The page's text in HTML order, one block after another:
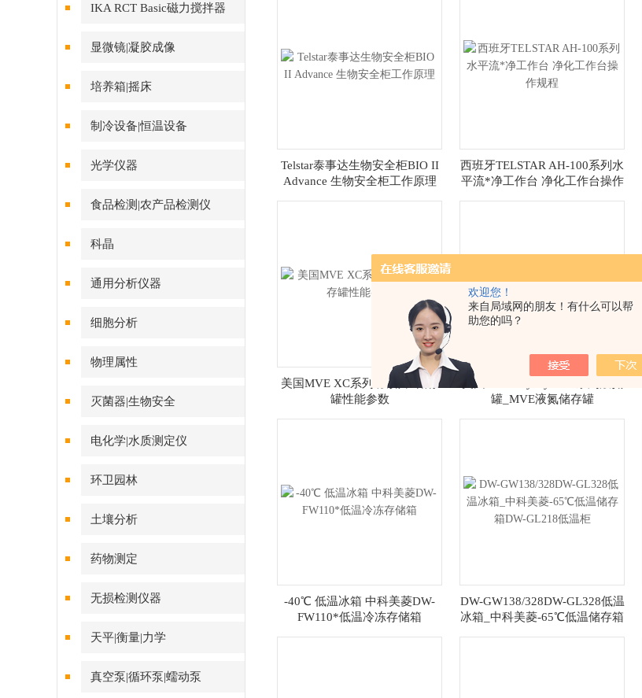
欢迎您！
来自局域网的朋友！有什么可以帮
助您的吗？
IKA RCT Basic磁力搅拌器
显微镜|凝胶成像
培养箱|摇床
制冷设备|恒温设备
光学仪器
食品检测|农产品检测仪
科晶
通用分析仪器
细胞分析
物理属性
灭菌器|生物安全
电化学|水质测定仪
环卫园林
土壤分析
药物测定
无损检测仪器
天平|衡量|力学
真空泵|循环泵|蠕动泵
Telstar泰事达生物安全柜BIO II
Advance 生物安全柜工作原理
西班牙TELSTAR AH-100系列水
平流*净工作台 净化工作台操作
美国MVE XC系列 液氮罐 储存
罐性能参数
美国MVE Cryosystem 系列液氮
罐_MVE液氮储存罐
-40℃ 低温冰箱 中科美菱DW-
FW110*低温冷冻存储箱
DW-GW138/328DW-GL328低温
冰箱_中科美菱-65℃低温储存箱